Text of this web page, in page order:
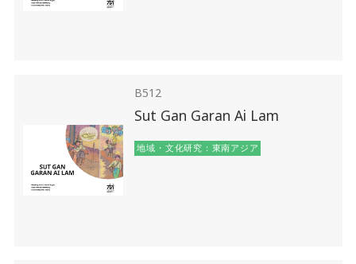
B512
Sut Gan Garan Ai Lam
地域・文化研究：東南アジア